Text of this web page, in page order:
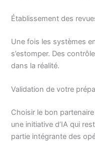
Établissement des
Une fois les systèmes
s’estomper. Des
dans la réalité.
Validation de votre
Choisir le bon
une initiative d’IA qui
partie intégrante des